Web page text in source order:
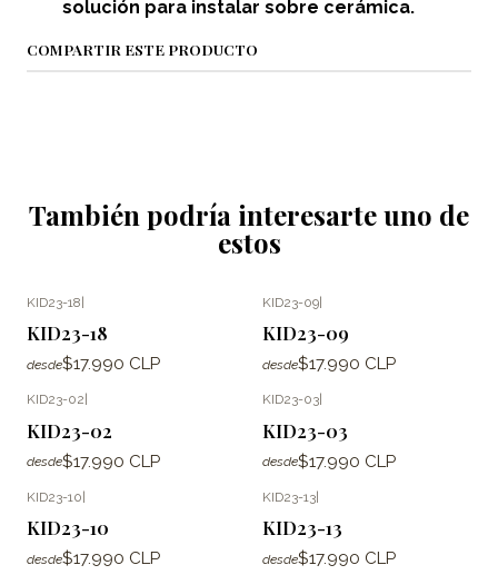
solución para instalar sobre cerámica.
COMPARTIR ESTE PRODUCTO
También podría interesarte uno de
estos
KID23-18
KID23-18
desde$17.990 CLP
KID23-09
KID23-09
desde$17.990 CLP
KID23-02
KID23-02
desde$17.990 CLP
KID23-03
KID23-03
desde$17.990 CLP
KID23-10|
KID23-10
desde$17.990 CLP
KID23-13|
KID23-13
desde$17.990 CLP